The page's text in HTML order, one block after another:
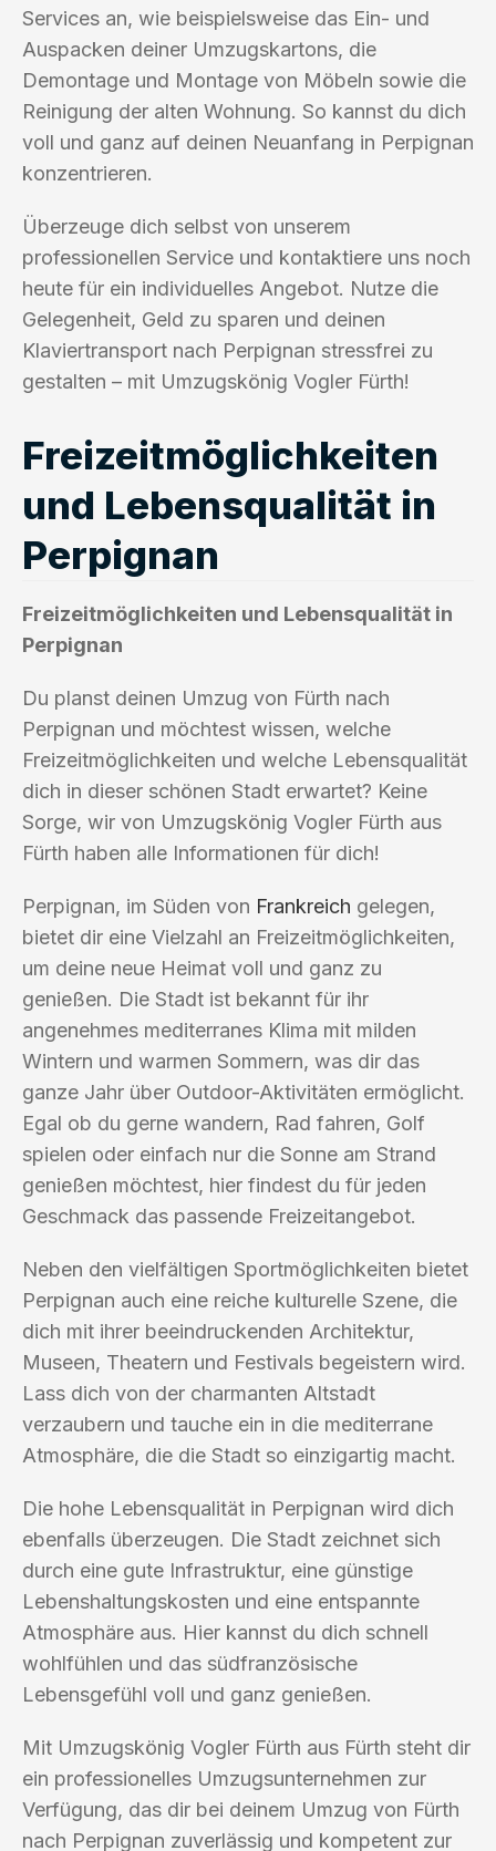
Services an, wie beispielsweise das Ein- und
Auspacken deiner Umzugskartons, die
Demontage und Montage von Möbeln sowie die
Reinigung der alten Wohnung. So kannst du dich
voll und ganz auf deinen Neuanfang in Perpignan
konzentrieren.
Überzeuge dich selbst von unserem
professionellen Service und kontaktiere uns noch
heute für ein individuelles Angebot. Nutze die
Gelegenheit, Geld zu sparen und deinen
Klaviertransport nach Perpignan stressfrei zu
gestalten – mit Umzugskönig Vogler Fürth!
Freizeitmöglichkeiten
und Lebensqualität in
Perpignan
Freizeitmöglichkeiten und Lebensqualität in
Perpignan
Du planst deinen Umzug von Fürth nach
Perpignan und möchtest wissen, welche
Freizeitmöglichkeiten und welche Lebensqualität
dich in dieser schönen Stadt erwartet? Keine
Sorge, wir von Umzugskönig Vogler Fürth aus
Fürth haben alle Informationen für dich!
Perpignan, im Süden von Frankreich gelegen,
bietet dir eine Vielzahl an Freizeitmöglichkeiten,
um deine neue Heimat voll und ganz zu
genießen. Die Stadt ist bekannt für ihr
angenehmes mediterranes Klima mit milden
Wintern und warmen Sommern, was dir das
ganze Jahr über Outdoor-Aktivitäten ermöglicht.
Egal ob du gerne wandern, Rad fahren, Golf
spielen oder einfach nur die Sonne am Strand
genießen möchtest, hier findest du für jeden
Geschmack das passende Freizeitangebot.
Neben den vielfältigen Sportmöglichkeiten bietet
Perpignan auch eine reiche kulturelle Szene, die
dich mit ihrer beeindruckenden Architektur,
Museen, Theatern und Festivals begeistern wird.
Lass dich von der charmanten Altstadt
verzaubern und tauche ein in die mediterrane
Atmosphäre, die die Stadt so einzigartig macht.
Die hohe Lebensqualität in Perpignan wird dich
ebenfalls überzeugen. Die Stadt zeichnet sich
durch eine gute Infrastruktur, eine günstige
Lebenshaltungskosten und eine entspannte
Atmosphäre aus. Hier kannst du dich schnell
wohlfühlen und das südfranzösische
Lebensgefühl voll und ganz genießen.
Mit Umzugskönig Vogler Fürth aus Fürth steht dir
ein professionelles Umzugsunternehmen zur
Verfügung, das dir bei deinem Umzug von Fürth
nach Perpignan zuverlässig und kompetent zur